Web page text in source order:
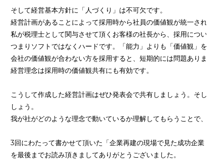
そして経営基本方針に「人づくり」は不可欠です。
経営計画があることによって採用時から社員の価値観が統一されま
私が税理士として関与させて頂くお客様の社長から、採用につい
つまりソフトではなくハードです。「能力」よりも「価値観」を優
会社の価値観が合わない方を採用すると、短期的には問題ありま
経営理念は採用時の価値観共有にも有効です。
こうして作成した経営計画はぜひ発表会で共有しましょう。そし
しょう。
我が社がどのような理念で動いているか理解してもらうことで、
3回にわたって書かせて頂いた「企業再建の現場で見た成功企業・
を最後までお読み頂きましてありがとうございました。